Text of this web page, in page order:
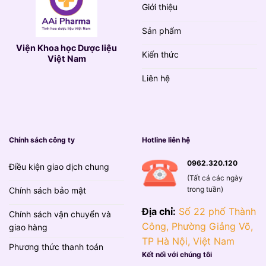
Viện Khoa học Dược liệu
Việt Nam
Giới thiệu
Sản phẩm
Kiến thức
Liên hệ
Chính sách công ty
Điều kiện giao dịch chung
Chính sách bảo mật
Chính sách vận chuyển và
giao hàng
Phương thức thanh toán
Hotline liên hệ
0962.320.120
(Tất cả các ngày
trong tuần)
Địa chỉ: Số 22 phố Thành
Công, Phường Giảng Võ,
TP Hà Nội, Việt Nam
Kết nối với chúng tôi